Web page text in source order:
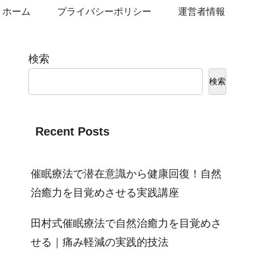
ホーム プライバシーポリシー 運営者情報
検索
検索
Recent Posts
催眠療法で潜在意識から健康回復！自然
治癒力を目覚めさせる実践講座
田村式催眠療法で自然治癒力を目覚めさ
せる｜痛み軽減の実践的技法